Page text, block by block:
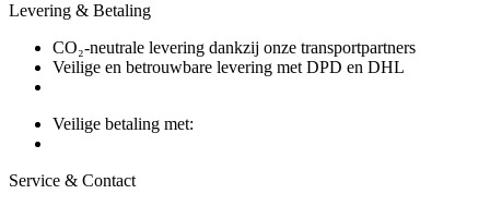
Levering & Betaling
CO₂-neutrale levering dankzij onze transportpartners
Veilige en betrouwbare levering met DPD en DHL
Veilige betaling met:
Service & Contact